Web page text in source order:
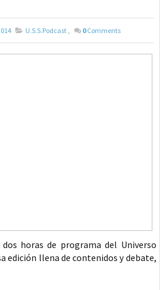
U.S.S.Podcast , 0 Comments
horas de programa del Universo
edición llena de contenidos y debate,